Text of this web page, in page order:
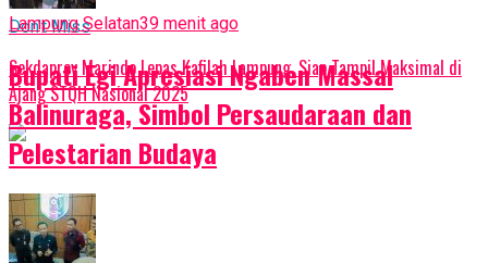
Don't Miss
Sekdaprov Marindo Lepas Kafilah Lampung, Siap Tampil Maksimal di
Ajang STQH Nasional 2025
Lampung Selatan39 menit ago
Bupati Egi Apresiasi Ngaben Massal
Balinuraga, Simbol Persaudaraan dan
Pelestarian Budaya